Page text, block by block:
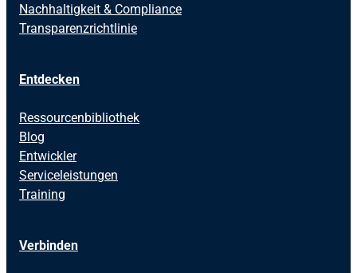
Nachhaltigkeit & Compliance
Transparenzrichtlinie
Entdecken
Ressourcenbibliothek
Blog
Entwickler
Serviceleistungen
Training
Verbinden